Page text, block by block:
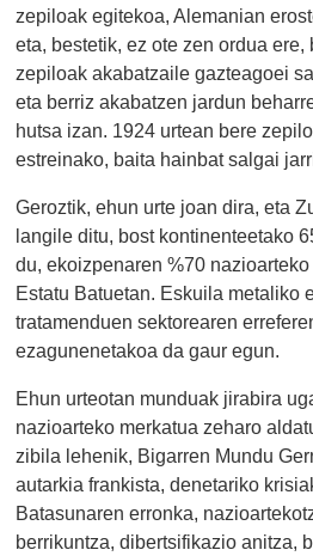
zepiloak egitekoa, Alemanian
eta, bestetik, ez ote zen ordua ere,
zepiloak akabatzaile gazteagoei
eta berriz akabatzen jardun
hutsa izan. 1924 urtean bere
estreinako, baita hainbat salgai
Geroztik, ehun urte joan dira, eta
langile ditu, bost kontinenteetako
du, ekoizpenaren %70
Estatu Batuetan. Eskuila metaliko
tratamenduen sektorearen
ezagunenetakoa da gaur egun.
Ehun urteotan munduak jirabira
nazioarteko merkatua zeharo
zibila lehenik, Bigarren Mundu
autarkia frankista, denetariko
Batasunaren erronka,
berrikuntza, dibertsifikazio anitza,